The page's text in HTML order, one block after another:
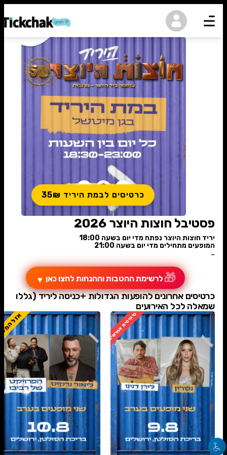
נגישות
כרטיסים לבמת היריד 35₪
פסטיבל חוצות היוצר 2026
יריד חוצות היוצר נפתח מדי יום בשעה 18:00
המופעים מתחילים מדי יום בשעה 21:00
-
🎁לרשימת ההטבות וההנחות לחצו כאן ▼
כרטיסים אחרונים להופעות הגדולות +כניסה ליריד (גללו
שמאלה לכל האירועים
כרטיסים אחרונים אזל